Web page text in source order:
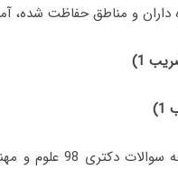
و مناطق حفاظت شده،
1)
جهت دانلود